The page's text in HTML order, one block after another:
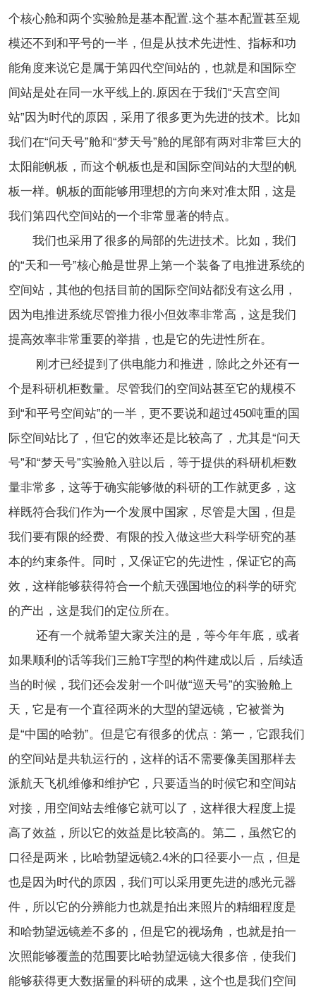
个核心舱和两个实验舱是基本配置.这个基本配置甚至规
模还不到和平号的一半，但是从技术先进性、指标和功
能角度来说它是属于第四代空间站的，也就是和国际空
间站是处在同一水平线上的.原因在于我们“天宫空间
站”因为时代的原因，采用了很多更为先进的技术。比如
我们在“问天号”舱和“梦天号”舱的尾部有两对非常巨大的
太阳能帆板，而这个帆板也是和国际空间站的大型的帆
板一样。帆板的面能够用理想的方向来对准太阳，这是
我们第四代空间站的一个非常显著的特点。
我们也采用了很多的局部的先进技术。比如，我们
的“天和一号”核心舱是世界上第一个装备了电推进系统的
空间站，其他的包括目前的国际空间站都没有这么用，
因为电推进系统尽管推力很小但效率非常高，这是我们
提高效率非常重要的举措，也是它的先进性所在。
刚才已经提到了供电能力和推进，除此之外还有一
个是科研机柜数量。尽管我们的空间站甚至它的规模不
到“和平号空间站”的一半，更不要说和超过450吨重的国
际空间站比了，但它的效率还是比较高了，尤其是“问天
号”和“梦天号”实验舱入驻以后，等于提供的科研机柜数
量非常多，这等于确实能够做的科研的工作就更多，这
样既符合我们作为一个发展中国家，尽管是大国，但是
我们要有限的经费、有限的投入做这些大科学研究的基
本的约束条件。同时，又保证它的先进性，保证它的高
效，这样能够获得符合一个航天强国地位的科学的研究
的产出，这是我们的定位所在。
还有一个就希望大家关注的是，等今年年底，或者
如果顺利的话等我们三舱T字型的构件建成以后，后续适
当的时候，我们还会发射一个叫做“巡天号”的实验舱上
天，它是有一个直径两米的大型的望远镜，它被誉为
是“中国的哈勃”。但是它有很多的优点：第一，它跟我们
的空间站是共轨运行的，这样的话不需要像美国那样去
派航天飞机维修和维护它，只要适当的时候它和空间站
对接，用空间站去维修它就可以了，这样很大程度上提
高了效益，所以它的效益是比较高的。第二，虽然它的
口径是两米，比哈勃望远镜2.4米的口径要小一点，但是
也是因为时代的原因，我们可以采用更先进的感光元器
件，所以它的分辨能力也就是拍出来照片的精细程度是
和哈勃望远镜差不多的，但是它的视场角，也就是拍一
次照能够覆盖的范围要比哈勃望远镜大很多倍，使我们
能够获得更大数据量的科研的成果，这个也是我们空间